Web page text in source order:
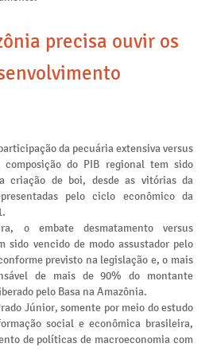
precisa ouvir os
da pecuária extensiva versus
do PIB regional tem sido
criação de boi, desde as vitórias da
pelo ciclo econômico da
o embate desmatamento versus
sido vencido de modo assustador pelo
previsto na legislação e, o mais
de mais de 90% do montante
pelo Basa na Amazônia.
Júnior, somente por meio do estudo
social e econômica brasileira,
de políticas de macroeconomia com